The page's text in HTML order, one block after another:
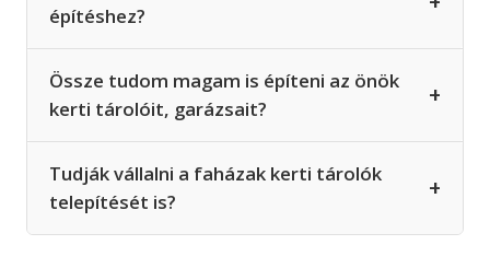
építéshez?
Össze tudom magam is építeni az önök
kerti tárolóit, garázsait?
+
Tudják vállalni a faházak kerti tárolók
telepítését is?
+